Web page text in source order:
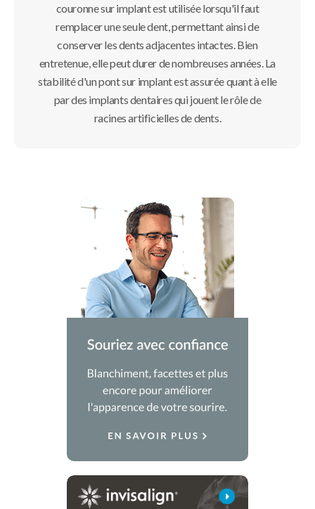
couronne sur implant est utilisée lorsqu'il faut
remplacer une seule dent, permettant ainsi de
conserver les dents adjacentes intactes. Bien
entretenue, elle peut durer de nombreuses années. La
stabilité d'un pont sur implant est assurée quant à elle
par des implants dentaires qui jouent le rôle de
racines artificielles de dents.